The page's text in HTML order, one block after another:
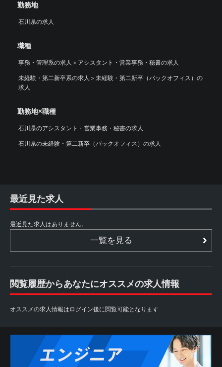
勤務地
石川県の求人
職種
事務・管理系の求人 ＞ アシスタント・営業事務・秘書の求人
未経験・第二新卒系の求人 ＞ 未経験・第二新卒（バックオフィス）の
求人
勤務地×職種
石川県のアシスタント・営業事務・秘書の求人
石川県の未経験・第二新卒（バックオフィス）の求人
最近見た求人
最近見た求人はありません。
一覧を見る
閲覧履歴からあなたにオススメの求人情報
オススメの求人情報はログイン後に閲覧可能となります